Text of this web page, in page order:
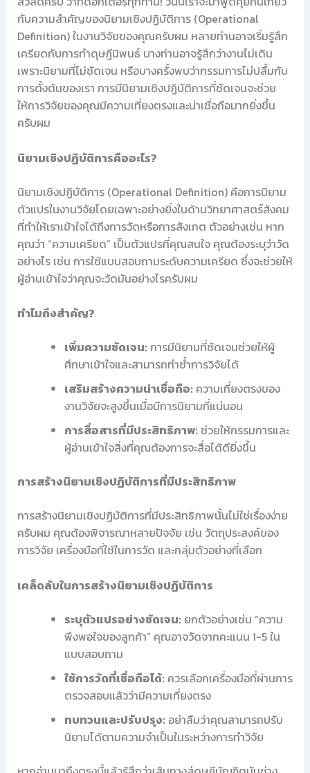
กับความสำคัญของนิยามเชิงปฏิบัติการ (Operational
Definition) ในงานวิจัยของคุณครับผม หลายท่านอาจเริ่มรู้สึก
เครียดกับการทำดุษฎีนิพนธ์ บางท่านอาจรู้สึกว่างานไม่เดิน
เพราะนิยามที่ไม่ชัดเจน หรือบางครั้งพบว่ากรรมการไม่ปลื้มกับ
การตั้งต้นของเรา การมีนิยามเชิงปฏิบัติการที่ชัดเจนจะช่วย
ให้การวิจัยของคุณมีความเที่ยงตรงและน่าเชื่อถือมากยิ่งขึ้น
ครับผม
นิยามเชิงปฏิบัติการคืออะไร?
นิยามเชิงปฏิบัติการ (Operational Definition) คือการนิยาม
ตัวแปรในงานวิจัยโดยเฉพาะอย่างยิ่งในด้านวิทยาศาสตร์สังคม
ที่ทำให้เราเข้าใจได้ถึงการวัดหรือการสังเกต ตัวอย่างเช่น หาก
คุณว่า “ความเครียด” เป็นตัวแปรที่คุณสนใจ คุณต้องระบุว่าวัด
อย่างไร เช่น การใช้แบบสอบถามระดับความเครียด ซึ่งจะช่วยให้
ผู้อ่านเข้าใจว่าคุณจะวัดมันอย่างไรครับผม
ทำไมถึงสำคัญ?
เพิ่มความชัดเจน: การมีนิยามที่ชัดเจนช่วยให้ผู้
ศึกษาเข้าใจและสามารถทำซ้ำการวิจัยได้
เสริมสร้างความน่าเชื่อถือ: ความเที่ยงตรงของ
งานวิจัยจะสูงขึ้นเมื่อมีการนิยามที่แน่นอน
การสื่อสารที่มีประสิทธิภาพ: ช่วยให้กรรมการและ
ผู้อ่านเข้าใจสิ่งที่คุณต้องการจะสื่อได้ดียิ่งขึ้น
การสร้างนิยามเชิงปฏิบัติการที่มีประสิทธิภาพ
การสร้างนิยามเชิงปฏิบัติการที่มีประสิทธิภาพนั้นไม่ใช่เรื่องง่าย
ครับผม คุณต้องพิจารณาหลายปัจจัย เช่น วัตถุประสงค์ของ
การวิจัย เครื่องมือที่ใช้ในการวัด และกลุ่มตัวอย่างที่เลือก
เคล็ดลับในการสร้างนิยามเชิงปฏิบัติการ
ระบุตัวแปรอย่างชัดเจน: ยกตัวอย่างเช่น “ความ
พึงพอใจของลูกค้า” คุณอาจวัดจากคะแนน 1-5 ใน
แบบสอบถาม
ใช้การวัดที่เชื่อถือได้: ควรเลือกเครื่องมือที่ผ่านการ
ตรวจสอบแล้วว่ามีความเที่ยงตรง
ทบทวนและปรับปรุง: อย่าลืมว่าคุณสามารถปรับ
นิยามได้ตามความจำเป็นในระหว่างการทำวิจัย